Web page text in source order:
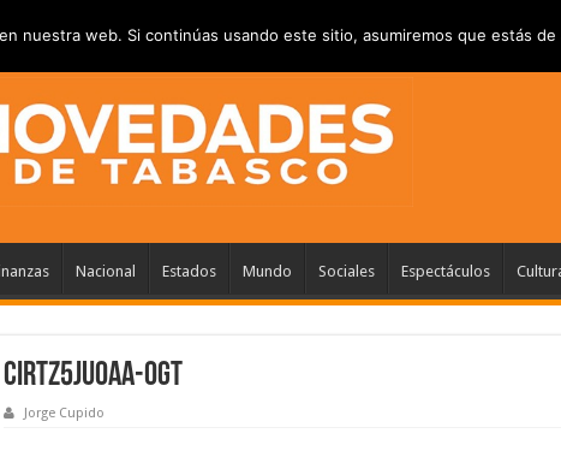
Nacional Estados Mundo Sociales Espectáculos
CirTz5JUoAA-OgT
Jorge Cupido
nuestra web. Si continúas usando este sitio, asumiremos que estás